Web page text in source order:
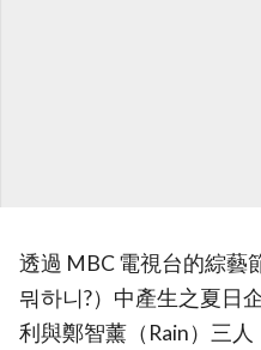
透過 MBC 電視台的綜藝
뭐하니?）中產生之夏日
利與鄭智薰（Rain）三